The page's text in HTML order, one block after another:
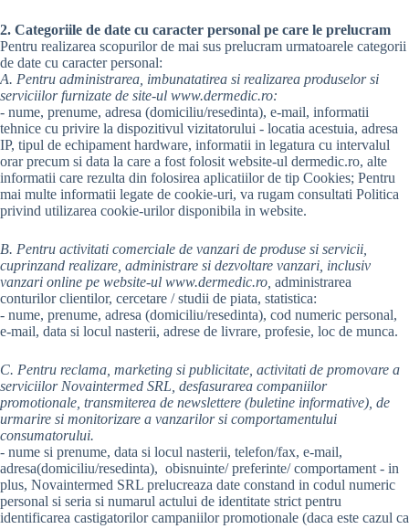
2. Categoriile de date cu caracter personal pe care le prelucram
Pentru realizarea scopurilor de mai sus prelucram urmatoarele categorii
de date cu caracter personal:
A. Pentru administrarea, imbunatatirea si realizarea produselor si
serviciilor furnizate de site-ul www.dermedic.ro:
- nume, prenume, adresa (domiciliu/resedinta), e-mail, informatii
tehnice cu privire la dispozitivul vizitatorului - locatia acestuia, adresa
IP, tipul de echipament hardware, informatii in legatura cu intervalul
orar precum si data la care a fost folosit website-ul dermedic.ro, alte
informatii care rezulta din folosirea aplicatiilor de tip Cookies; Pentru
mai multe informatii legate de cookie-uri, va rugam consultati Politica
privind utilizarea cookie-urilor disponibila in website.
B. Pentru activitati comerciale de vanzari de produse si servicii,
cuprinzand realizare, administrare si dezvoltare vanzari, inclusiv
vanzari online pe website-ul www.dermedic.ro, administrarea
conturilor clientilor, cercetare / studii de piata, statistica:
- nume, prenume, adresa (domiciliu/resedinta), cod numeric personal,
e-mail, data si locul nasterii, adrese de livrare, profesie, loc de munca.
C. Pentru reclama, marketing si publicitate, activitati de promovare a
serviciilor Novaintermed SRL, desfasurarea companiilor
promotionale, transmiterea de newslettere (buletine informative), de
urmarire si monitorizare a vanzarilor si comportamentului
consumatorului.
- nume si prenume, data si locul nasterii, telefon/fax, e-mail,
adresa(domiciliu/resedinta), obisnuinte/ preferinte/ comportament - in
plus, Novaintermed SRL prelucreaza date constand in codul numeric
personal si seria si numarul actului de identitate strict pentru
identificarea castigatorilor campaniilor promotionale (daca este cazul ca